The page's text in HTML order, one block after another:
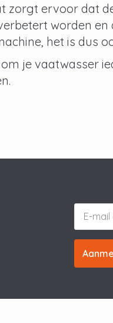
zorgt ervoor dat
worden
het is dus
je vaatwasser